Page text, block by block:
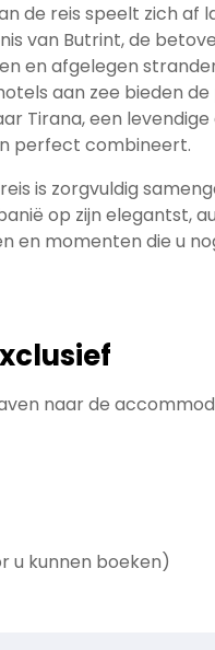
de reis speelt zich af
van Butrint, de
en afgelegen
aan zee bieden
Tirana, een
perfect combineert.
is zorgvuldig
op zijn elegantst,
en momenten die u
naar de
u kunnen boeken)